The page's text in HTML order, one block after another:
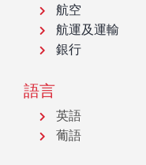
航空
航運及運輸
銀行
語言
英語
葡語